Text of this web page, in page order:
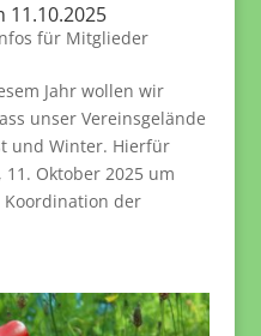
für Mitglieder
Jahr wollen wir
unser Vereinsgelände
und Winter. Hierfür
Oktober 2025 um
Koordination der